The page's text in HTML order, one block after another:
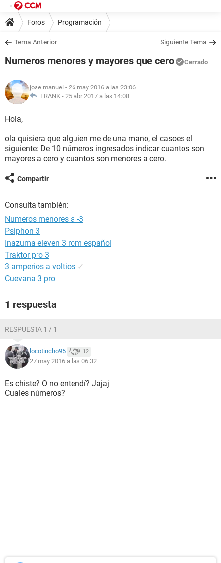
Foros Programación
Tema Anterior Siguiente Tema
Numeros menores y mayores que cero Cerrado
jose manuel - 26 may 2016 a las 23:06
FRANK - 25 abr 2017 a las 14:08
Hola,
ola quisiera que alguien me de una mano, el casoes el
siguiente: De 10 números ingresados indicar cuantos son
mayores a cero y cuantos son menores a cero.
Compartir
Consulta también:
Numeros menores a -3
Psiphon 3
Inazuma eleven 3 rom español
Traktor pro 3
3 amperios a voltios ✓
Cuevana 3 pro
1 respuesta
RESPUESTA 1 / 1
locotincho95 12
27 may 2016 a las 06:32
Es chiste? O no entendí? Jajaj
Cuales números?